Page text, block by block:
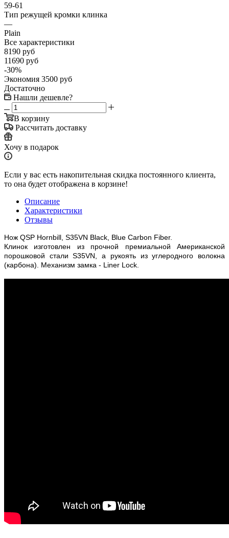
59-61
Тип режущей кромки клинка
—
Plain
Все характеристики
8190 руб
11690 руб
-30%
Экономия 3500 руб
Достаточно
Нашли дешевле?
В корзину
Рассчитать доставку
Хочу в подарок
Если у вас есть накопительная скидка постоянного клиента,
то она будет отображена в корзине!
Описание
Характеристики
Отзывы
Нож QSP Hornbill, S35VN Black, Blue Carbon Fiber.
Клинок изготовлен из прочной премиальной Американской
порошковой стали S35VN, а рукоять из углеродного волокна
(карбона). Механизм замка - Liner Lock.